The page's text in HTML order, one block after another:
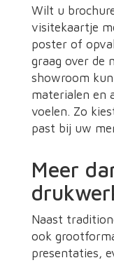
Wilt u
visitekaartje
poster of
graag over de
showroom
materialen en
voelen. Zo
past bij uw
Meer
Naast
ook
presentaties,